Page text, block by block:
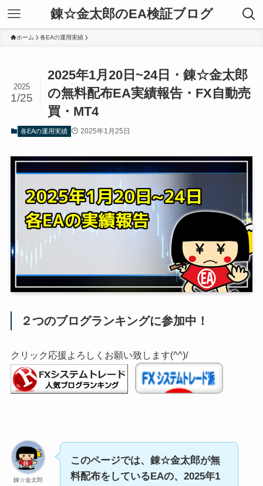
錬☆金太郎のEA検証ブログ
ホーム 各EAの運用実績
2025年1月20日~24日・錬☆金太郎
の無料配布EA実績報告・FX自動売
買・MT4
2025
1/25
各EAの運用実績 2025年1月25日
２つのブログランキングに参加中！
クリック応援よろしくお願い致します(^^)/
錬☆金太郎
このページでは、錬☆金太郎が無
料配布をしているEAの、2025年1